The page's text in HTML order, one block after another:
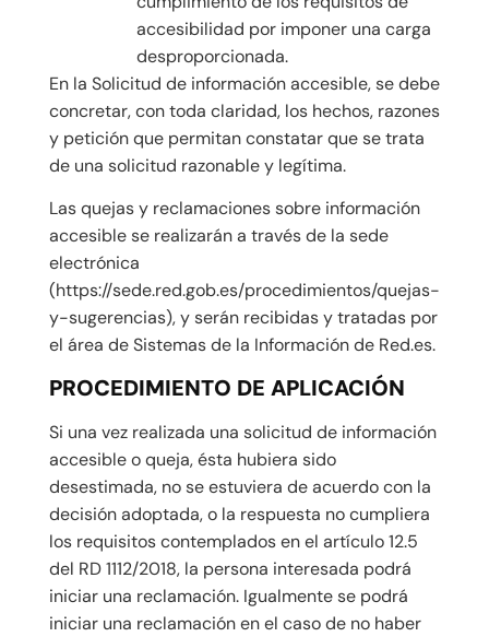
accesibilidad por imponer una carga
desproporcionada.
En la Solicitud de información accesible, se debe
concretar, con toda claridad, los hechos, razones
y petición que permitan constatar que se trata
de una solicitud razonable y legítima.
Las quejas y reclamaciones sobre información
accesible se realizarán a través de la sede
electrónica
(https://sede.red.gob.es/procedimientos/quejas-
y-sugerencias), y serán recibidas y tratadas por
el área de Sistemas de la Información de Red.es.
PROCEDIMIENTO DE APLICACIÓN
Si una vez realizada una solicitud de información
accesible o queja, ésta hubiera sido
desestimada, no se estuviera de acuerdo con la
decisión adoptada, o la respuesta no cumpliera
los requisitos contemplados en el artículo 12.5
del RD 1112/2018, la persona interesada podrá
iniciar una reclamación. Igualmente se podrá
iniciar una reclamación en el caso de no haber